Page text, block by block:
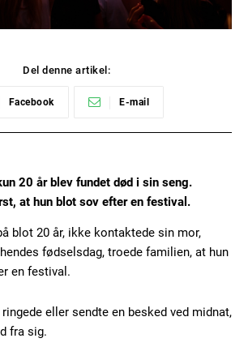
Del denne artikel:
Facebook E-mail
20 år blev fundet død i sin seng.
at hun blot sov efter en festival.
blot 20 år, ikke kontaktede sin mor,
fødselsdag, troede familien, at hun
en festival.
eller sendte en besked ved midnat,
fra sig.